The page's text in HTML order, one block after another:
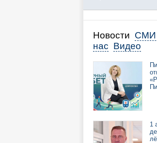
Новости СМИ
нас Видео
1